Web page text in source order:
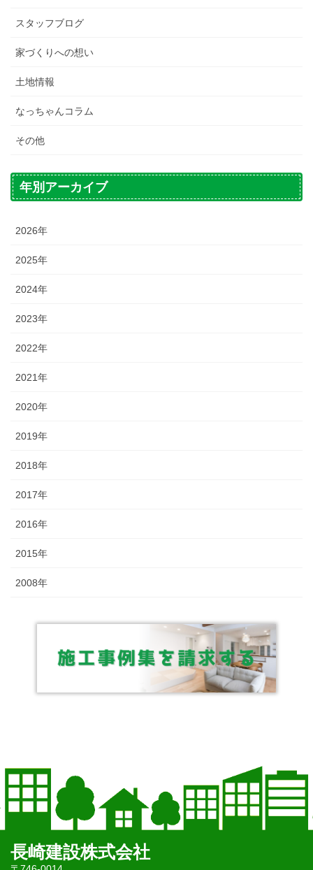
スタッフブログ
家づくりへの想い
土地情報
なっちゃんコラム
その他
年別アーカイブ
2026年
2025年
2024年
2023年
2022年
2021年
2020年
2019年
2018年
2017年
2016年
2015年
2008年
長崎建設株式会社